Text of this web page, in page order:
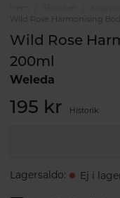
Wild Rose Harmonising
Wild Rose
200ml
Weleda
195 kr Historik
Lagersaldo: Ej i